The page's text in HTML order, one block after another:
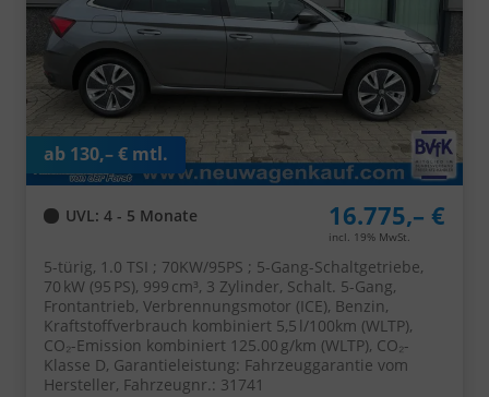
UVL: 4 - 5 Monate 16.775,– €
incl. 19% MwSt.
ab 130,– € mtl.
5-türig, 1.0 TSI ; 70KW/95PS ; 5-Gang-Schaltgetriebe,
70 kW (95 PS), 999 cm³, 3 Zylinder, Schalt. 5-Gang,
Frontantrieb, Verbrennungsmotor (ICE), Benzin,
Kraftstoffverbrauch kombiniert 5,5 l/100km (WLTP),
CO₂-Emission kombiniert 125.00 g/km (WLTP), CO₂-
Klasse D, Garantieleistung: Fahrzeuggarantie vom
Hersteller, Fahrzeugnr.: 31741